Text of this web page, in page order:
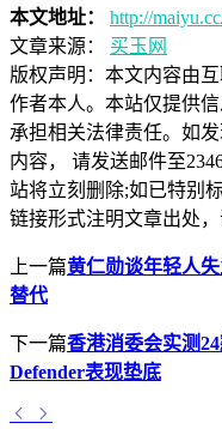
本文地址：
http://
文章来源：
买玉网
版权声明： 本文内容由
作者本人。本站仅提供
承担相关法律责任。如
内容， 请发送邮件至
站将立刻删除;如已特别
链接形式注明文章出处，
上一篇黄仁勋谈年轻人
替代
下一篇香港消委会实测
Defender表现垫底